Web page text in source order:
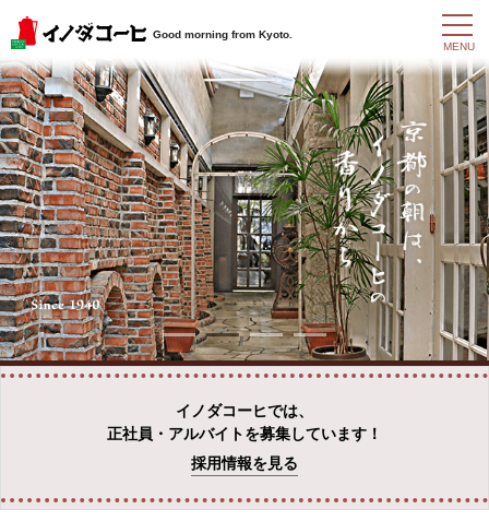
Good morning from Kyoto.
t
o
g
g
l
e
n
a
v
g
a
t
i
o
n
MENU
イノダコーヒでは、
正社員・アルバイトを募集しています！
採用情報を見る